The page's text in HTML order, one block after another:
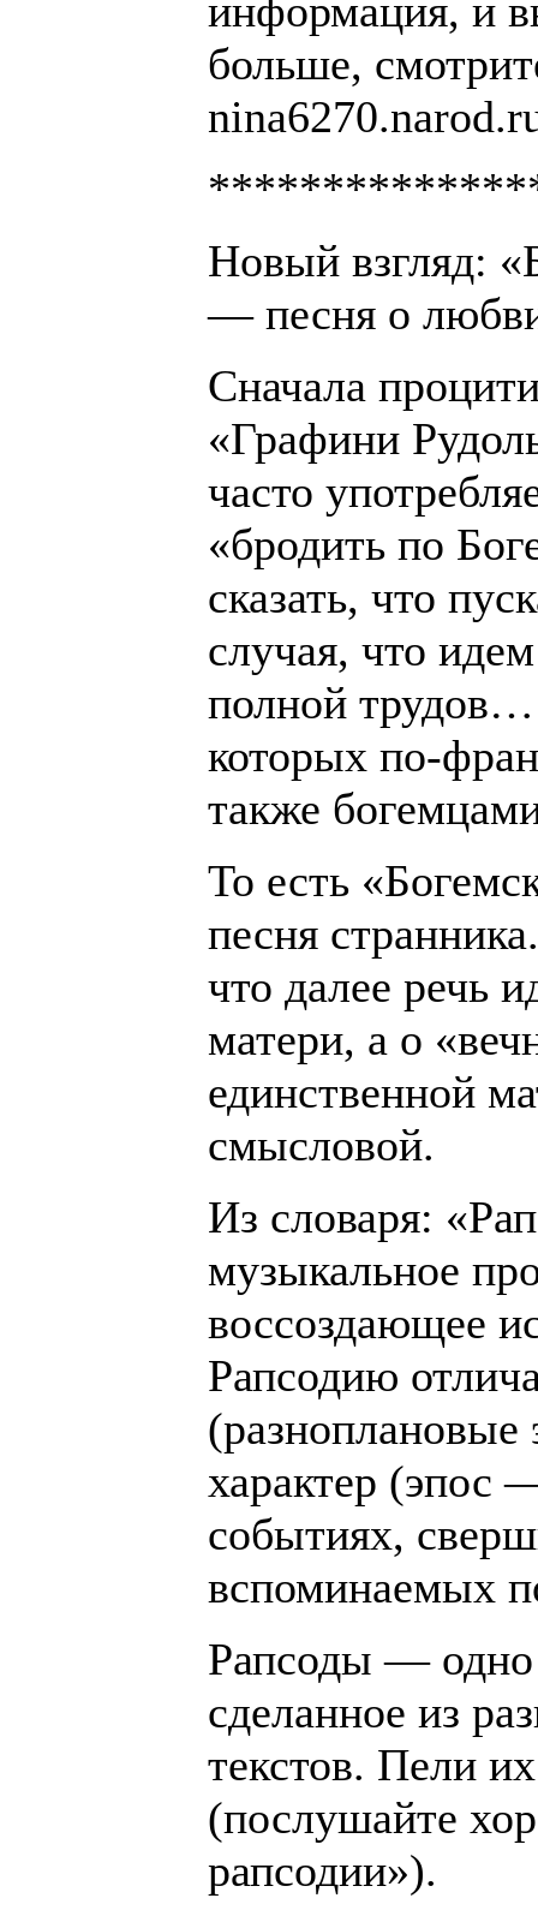
информация, и
больше,
Новый взгляд:
— песня о
Сначала
«Графини
часто
«бродить по
сказать, что
случая, что
полной
которых по-
также
То есть
песня
что далее речь
матери, а о
единственной
смысловой.
Из словаря:
музыкальное
воссоздающее
Рапсодию
(разноплановые
характер (эпос
событиях,
вспоминаемых
Рапсоды — одно
сделанное из
текстов. Пели
(послушайте
рапсодии»).